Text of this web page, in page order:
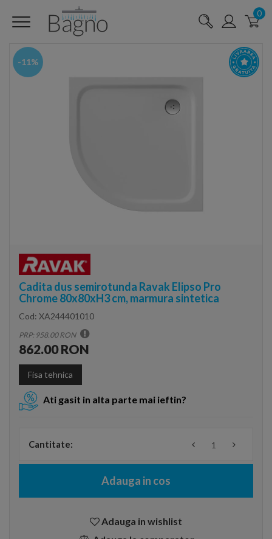
0
-11%
Cadita dus semirotunda Ravak Elipso Pro
Chrome 80x80xH3 cm, marmura sintetica
Cod: XA244401010
PRP: 958.00 RON
862.00 RON
Fisa tehnica
Ati gasit in alta parte mai ieftin?
Cantitate:
Adauga in cos
Adauga in wishlist